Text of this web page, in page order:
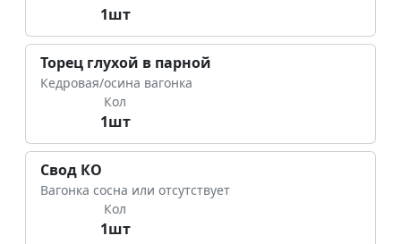
1шт
Торец глухой в парной
Кедровая/осина вагонка
Кол
1шт
Свод КО
Вагонка сосна или отсутствует
Кол
1шт